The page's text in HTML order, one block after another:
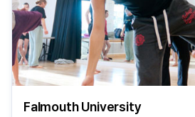
Falmouth University